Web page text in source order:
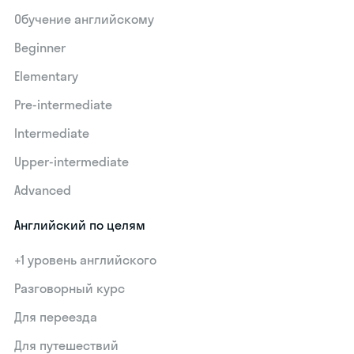
Обучение английскому
Beginner
Elementary
Pre-intermediate
Intermediate
Upper-intermediate
Advanced
Английский по целям
+1 уровень английского
Разговорный курс
Для переезда
Для путешествий